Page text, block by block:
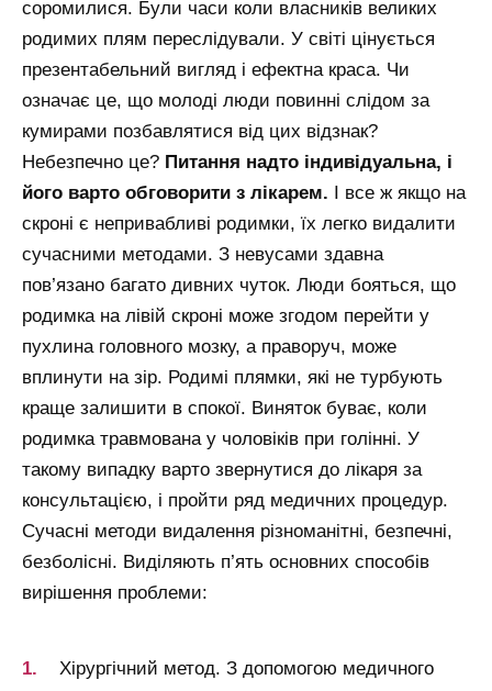
соромилися. Були часи коли власників великих
родимих плям переслідували. У світі цінується
презентабельний вигляд і ефектна краса. Чи
означає це, що молоді люди повинні слідом за
кумирами позбавлятися від цих відзнак?
Небезпечно це? Питання надто індивідуальна, і
його варто обговорити з лікарем. І все ж якщо на
скроні є непривабливі родимки, їх легко видалити
сучасними методами. З невусами здавна
пов’язано багато дивних чуток. Люди бояться, що
родимка на лівій скроні може згодом перейти у
пухлина головного мозку, а праворуч, може
вплинути на зір. Родимі плямки, які не турбують
краще залишити в спокої. Виняток буває, коли
родимка травмована у чоловіків при голінні. У
такому випадку варто звернутися до лікаря за
консультацією, і пройти ряд медичних процедур.
Сучасні методи видалення різноманітні, безпечні,
безболісні. Виділяють п’ять основних способів
вирішення проблеми:
Хірургічний метод. З допомогою медичного